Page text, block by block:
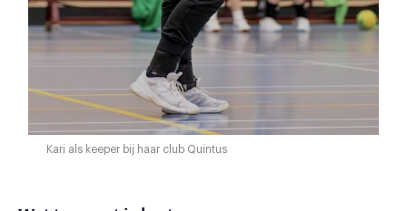
Kari als keeper bij haar club Quintus